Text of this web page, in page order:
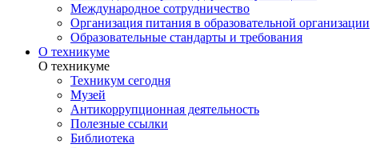
Международное сотрудничество
Организация питания в образовательной организации
Образовательные стандарты и требования
О техникуме
О техникуме
Техникум сегодня
Музей
Антикоррупционная деятельность
Полезные ссылки
Библиотека